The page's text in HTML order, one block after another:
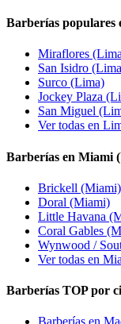
Barberías populares
Miraflores
San Isidro
Surco (Lima)
Jockey Plaza
San Miguel
Ver todas en
Barberías en Miami
Brickell (Miami)
Doral (Miami)
Little Havana
Coral Gables
Wynwood /
Ver todas en
Barberías TOP por